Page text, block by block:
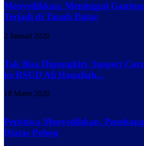
Menyedihkan, Meninggal
Terjadi di Tanah Datar
2 Januari 2020
Tak Bisa Dipungkiri, Suspect
ke RSUD Ali Hanafiah...
18 Maret 2020
Peristiwa Menyedihkan,
Diatas Pohon